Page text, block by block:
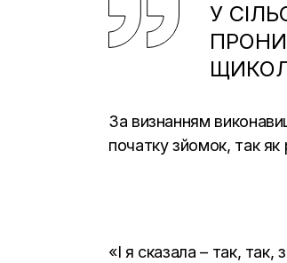
У
За визнанням
початку зйомок, так
«І я сказала – так,